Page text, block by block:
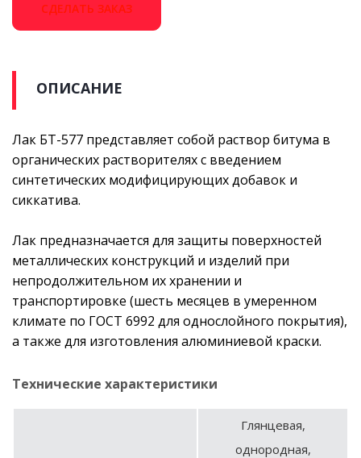
СДЕЛАТЬ ЗАКАЗ
ОПИСАНИЕ
Лак БТ-577 представляет собой раствор битума в
органических растворителях с введением
синтетических модифицирующих добавок и
сиккатива.
Лак предназначается для защиты поверхностей
металлических конструкций и изделий при
непродолжительном их хранении и
транспортировке (шесть месяцев в умеренном
климате по ГОСТ 6992 для однослойного покрытия),
а также для изготовления алюминиевой краски.
Технические характеристики
Глянцевая,
однородная,